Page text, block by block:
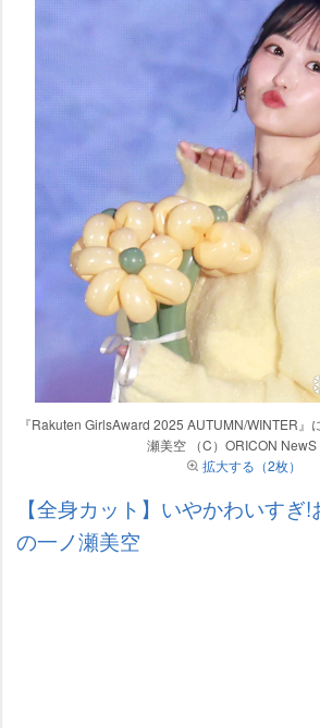
『Rakuten GirlsAward 2025 AUTUMN/WINTER』
瀬美空 （C）ORICON NewS
拡大する（2枚）
【全身カット】いやかわいすぎ
の一ノ瀬美空